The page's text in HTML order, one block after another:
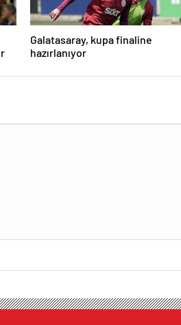
Galatasaray, kupa finaline
hazırlanıyor